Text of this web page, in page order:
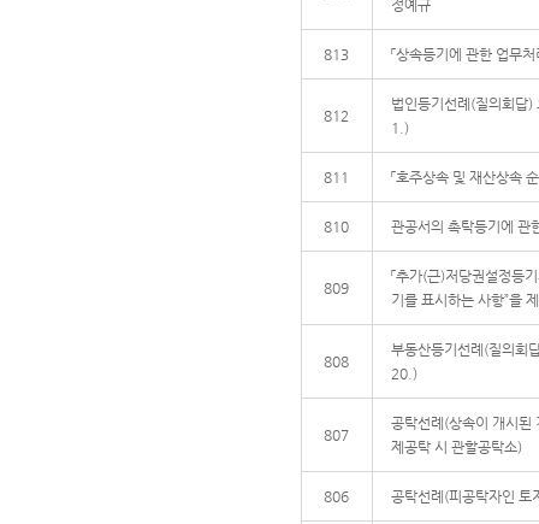
정예규
813 「상속등기에 관한 업무
812
법인등기선례(질의회
1.)
811 「호주상속 및 재산상속
810 관공서의 촉탁등기에 관
809
「추가(근)저당권설정등
기를 표시하는 사항”을
808
부동산등기선례(질의
20.)
807
공탁선례(상속이 개시된
제공탁 시 관할공탁소)
806 공탁선례(피공탁자인 토